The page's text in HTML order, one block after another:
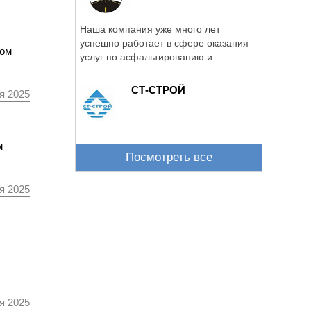
2025
2025
2025
Наша компания уже много лет
успешно работает в сфере оказания
услуг по асфальтированию и
СТ-СТРОЙ
Посмотреть все